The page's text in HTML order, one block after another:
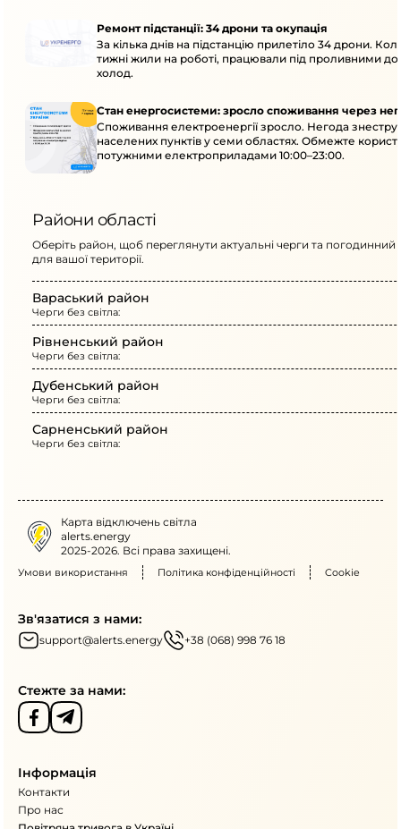
Ремонт підстанції: 34 дрони та окупація
За кілька днів на підстанцію прилетіло 34 дрони.
тижні жили на роботі, працювали під проливними
холод.
Стан енергосистеми: зросло споживання через
Споживання електроенергії зросло. Негода
населених пунктів у семи областях. Обмежте
потужними електроприладами 10:00–23:00.
Райони області
Оберіть район, щоб переглянути актуальні черги та погодинний
для вашої території.
Вараський район
Черги без світла:
Рівненський район
Черги без світла:
Дубенський район
Черги без світла:
Сарненський район
Черги без світла:
Карта відключень світла
alerts.energy
2025-2026. Всі права захищені.
Умови використання Політика конфіденційності Cookie
Зв'язатися з нами:
support@alerts.energy +38 (068) 998 76 18
Стежте за нами:
Інформація
Контакти
Про нас